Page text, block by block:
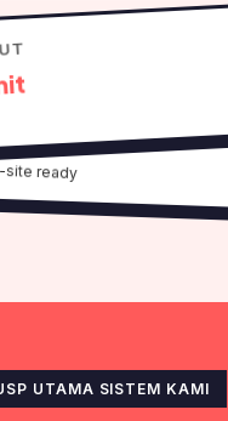
hari
site ready
UTAMA SISTEM KAMI